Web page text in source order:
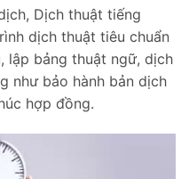
Dịch thuật tiếng
dịch thuật tiêu chuẩn
lập bảng thuật ngữ, dịch
như bảo hành bản dịch
hợp đồng.